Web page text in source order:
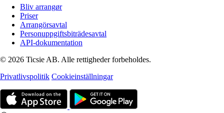
Bliv arrangør
Priser
Arrangörsavtal
Personuppgiftsbiträdesavtal
API-dokumentation
© 2026 Ticsie AB. Alle rettigheder forbeholdes.
Privatlivspolitik Cookieinställningar